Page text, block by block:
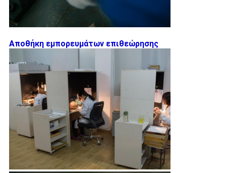
Αποθήκη εμπορευμάτων επιθεώρησης